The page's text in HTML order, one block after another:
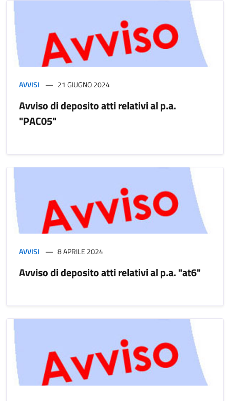
AVVISI 21 GIUGNO 2024
Avviso di deposito atti relativi al p.a.
"PAC05"
AVVISI 8 APRILE 2024
Avviso di deposito atti relativi al p.a. "at6"